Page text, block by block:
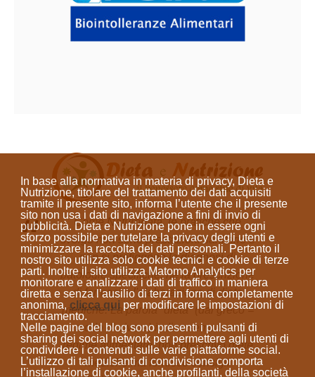
In base alla normativa in materia di privacy, Dieta e
Nutrizione, titolare del trattamento dei dati acquisiti
tramite il presente sito, informa l’utente che il presente
sito non usa i dati di navigazione a fini di invio di
pubblicità. Dieta e Nutrizione pone in essere ogni
sforzo possibile per tutelare la privacy degli utenti e
minimizzare la raccolta dei dati personali. Pertanto il
nostro sito utilizza solo cookie tecnici e cookie di terze
parti. Inoltre il sito utilizza Matomo Analytics per
monitorare e analizzare i dati di traffico in maniera
diretta e senza l’ausilio di terzi in forma completamente
anonima, clicca quiper modificare le impostazioni di
tracciamento.
Nelle pagine del blog sono presenti i pulsanti di
sharing dei social network per permettere agli utenti di
condividere i contenuti sulle varie piattaforme social.
L’utilizzo di tali pulsanti di condivisione comporta
l’installazione di cookie, anche profilanti, della società
Come Naturopata, le pratiche che
svolgo non sono prestazioni sanitarie e
non si prefiggono la diagnosi di
patologie specifiche, né la prescrizione
di farmaci o l'elaborazione di diete
mediche. La parola “dieta” (dal greco =
modo di vivere)indica sempre un
regime alimentare; non prescrivo diete
mediche ma fornisco consigli